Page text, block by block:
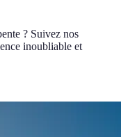
? Suivez nos
inoubliable et